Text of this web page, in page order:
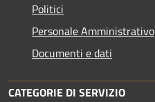
Politici
Personale Amministrativo
Documenti e dati
CATEGORIE DI SERVIZIO